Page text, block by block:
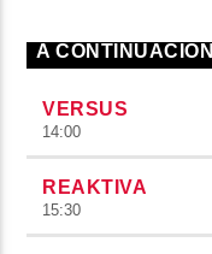
A CONTINUACIÓN
VERSUS
14:00
REAKTIVA
15:30